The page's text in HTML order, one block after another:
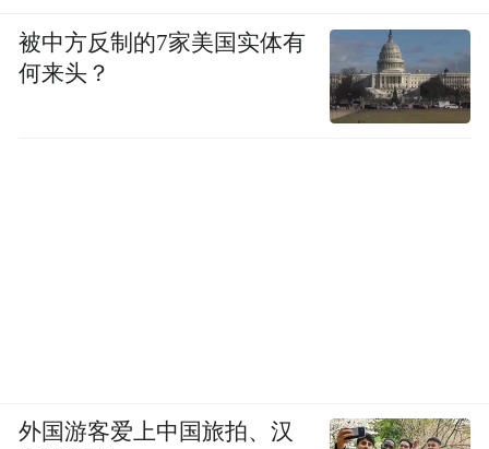
被中方反制的7家美国实体有
何来头？
外国游客爱上中国旅拍、汉